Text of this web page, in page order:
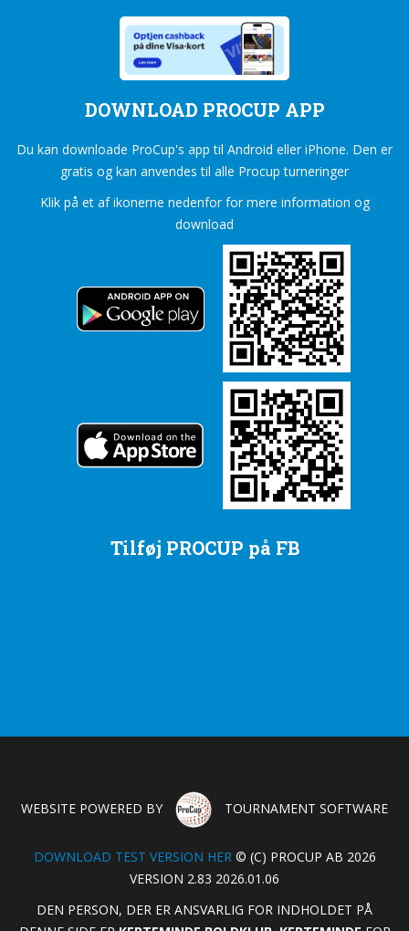
DOWNLOAD PROCUP APP
Du kan downloade ProCup's app til Android eller iPhone. Den er
gratis og kan anvendes til alle Procup turneringer
Klik på et af ikonerne nedenfor for mere information og
download
Tilføj PROCUP på FB
WEBSITE POWERED BY TOURNAMENT SOFTWARE
DOWNLOAD TEST VERSION HER© (C) PROCUP AB 2026
VERSION 2.83 2026.01.06
DEN PERSON, DER ER ANSVARLIG FOR INDHOLDET PÅ